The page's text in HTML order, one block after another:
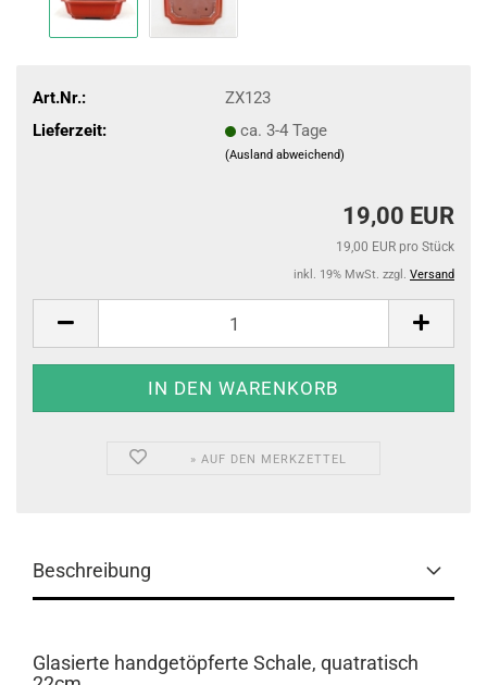
Art.Nr.:
ZX123
Lieferzeit:
ca. 3-4 Tage
(Ausland abweichend)
19,00 EUR
19,00 EUR pro Stück
inkl. 19% MwSt. zzgl. Versand
» AUF DEN MERKZETTEL
Beschreibung
Glasierte handgetöpferte Schale, quatratisch